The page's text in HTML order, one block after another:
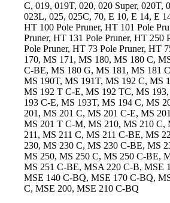
C, 019, 019T, 020, 020 Super, 020T,
023L, 025, 025C, 70, E 10, E 14, E
HT 100 Pole Pruner, HT 101 Pole
Pruner, HT 131 Pole Pruner, HT 250
Pole Pruner, HT 73 Pole Pruner, HT
170, MS 171, MS 180, MS 180 C,
C-BE, MS 180 G, MS 181, MS 181
MS 190T, MS 191T, MS 192 C, MS
MS 192 T C-E, MS 192 TC, MS
193 C-E, MS 193T, MS 194 C, MS
201, MS 201 C, MS 201 C-E, MS
MS 201 T C-M, MS 210, MS 210 C,
211, MS 211 C, MS 211 C-BE, MS
230, MS 230 C, MS 230 C-BE, MS
MS 250, MS 250 C, MS 250 C-BE,
MS 251 C-BE, MSA 220 C-B, MSE
MSE 140 C-BQ, MSE 170 C-BQ,
C, MSE 200, MSE 210 C-BQ